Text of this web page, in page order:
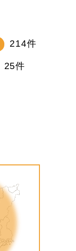
214件
25件